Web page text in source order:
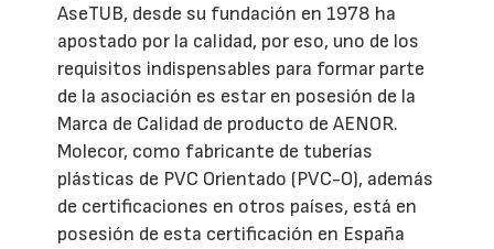
AseTUB, desde su fundación en 1978 ha
apostado por la calidad, por eso, uno de los
requisitos indispensables para formar parte
de la asociación es estar en posesión de la
Marca de Calidad de producto de AENOR.
Molecor, como fabricante de tuberías
plásticas de PVC Orientado (PVC-O), además
de certificaciones en otros países, está en
posesión de esta certificación en España